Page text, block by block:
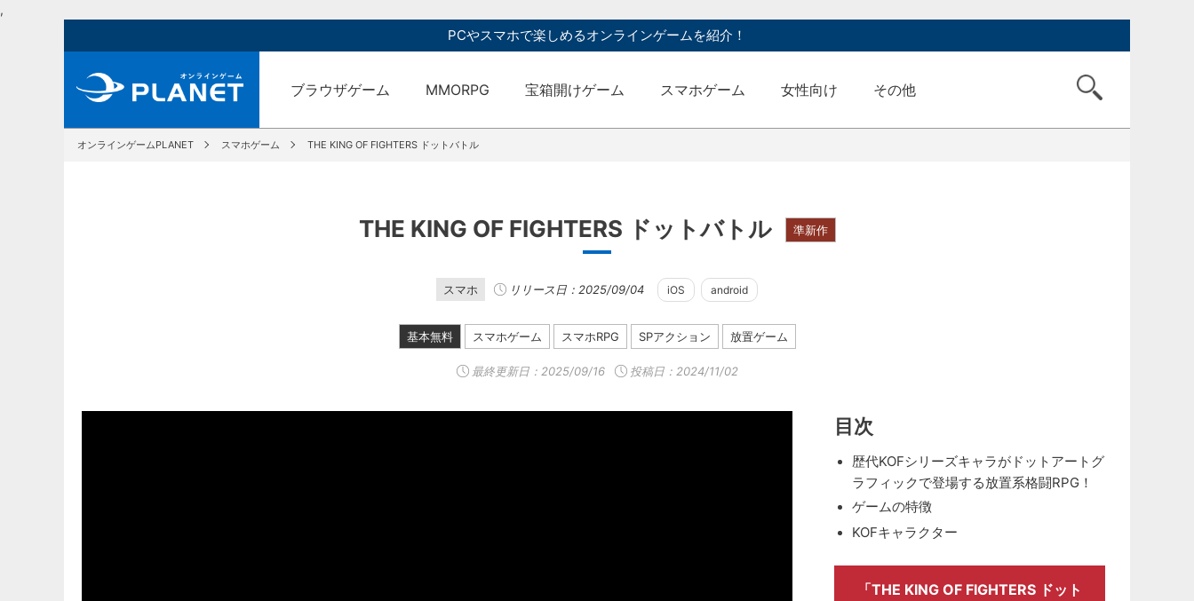
,
PCやスマホで楽しめるオンラインゲームを紹介！
ブラウザゲーム MMORPG 宝箱開けゲーム スマホゲーム 女性向け その他
オンラインゲームPLANET スマホゲーム THE KING OF FIGHTERS ドットバトル
THE KING OF FIGHTERS ドットバトル 準新作
スマホ リリース日：2025/09/04 iOS android
基本無料 スマホゲーム スマホRPG SPアクション 放置ゲーム
最終更新日： 2025/09/16 投稿日：2024/11/02
目次
歴代KOFシリーズキャラがドットアートグ
ラフィックで登場する放置系格闘RPG！
ゲームの特徴
KOFキャラクター
「THE KING OF FIGHTERS ドット